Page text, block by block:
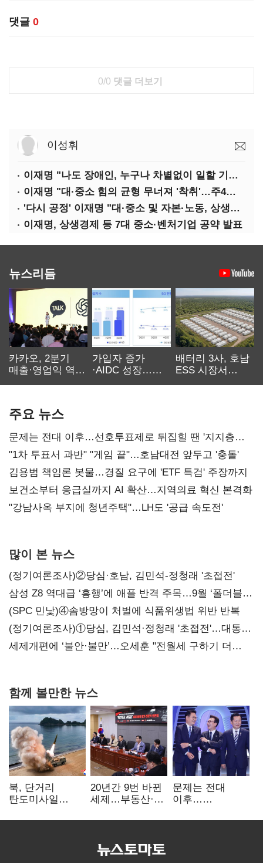
댓글 0
0/0 댓글 더보기
이성휘
이재명 "나도 장애인, 누구나 차별없이 일할 기회 중요"
이재명 "대·중소 힘의 균형 무너져 '착취'…주4일제, 가야할 길"
'다시 공정' 이재명 "대·중소 및 자본·노동, 상생하는 공정한 성장"
이재명, 상생경제 등 7대 중소·벤처기업 공약 발표
뉴스리듬
카카오, 2분기
매출·영업익 역대
가입자 증가
·AIDC 성장…
배터리 3사, 호남
ESS 시장서
주요 뉴스
문제는 전대 이후…선호투표제로 뒤집힐 땐 '지지층
불복'
"1차 투표서 과반" "게임 끝"…호남대전 앞두고 '충돌'
김용범 책임론 봇물…경질 요구에 'ETF 특검' 주장까지
보건소부터 응급실까지 AI 확산…지역의료 혁신 본격화
"강남사옥 부지에 청년주택"…LH도 '공급 속도전'
많이 본 뉴스
(정기여론조사)②당심·호남, 김민석-정청래 '초접전'
삼성 Z8 역대급 ‘흥행’에 애플 반격 주목…9월 ‘폴더블
대전’
(SPC 민낯)④솜방망이 처벌에 식품위생법 위반 반복
(정기여론조사)①당심, 김민석·정청래 '초접전'…대통령
지지도 '50% 아래로'(종합)
세제개편에 ‘불안·불만’…오세훈 "전월세 구하기 더
함께 볼만한 뉴스
북, 단거리
탄도미사일
"즉각 중단 촉구"
20년간 9번 바뀐
세제…부동산·
건드렸다
문제는 전대
이후…
뒤집힐 땐